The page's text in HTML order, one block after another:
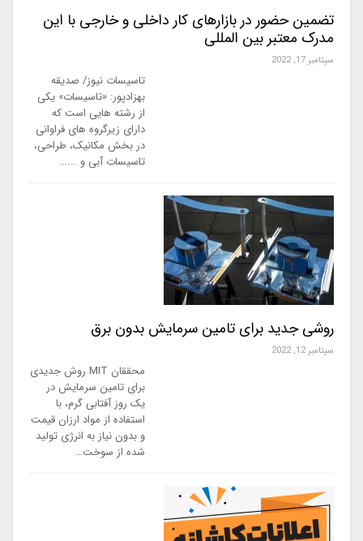
تضمین حضور در بازارهای کار داخلی و خارجی با این
مدرک معتبر بین المللی
سپتامبر 17, 2022
تاسیسات نیوز/ صدیقه
بهزادپور: «تاسیسات» یکی
از رشته هایی است که
دارای زیرگروه های فراوانی
در بخش مکانیک، طراحی،
تاسیسات آبی و ...…
روشی جدید برای تامین سرمایش بدون برق
سپتامبر 12, 2022
محققان MIT روش جدیدی
برای تامین سرمایش در
یک روز آفتابی گرم، با
استفاده از مواد ارزان قیمت
و بدون نیاز به انرژی تولید
شده از سوخت…